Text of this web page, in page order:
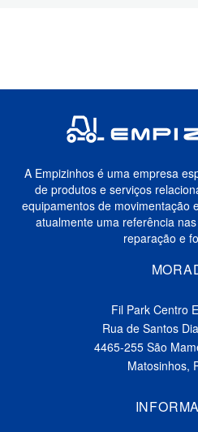
A Empizinhos é uma empresa
de produtos e serviços
equipamentos de movimentação
atualmente uma referência
reparação e
Fil Park Centro
Rua de Santos
4465-255 São
Matosinhos,